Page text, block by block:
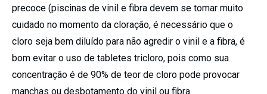
precoce (piscinas de vinil e fibra devem se tomar muito
cuidado no momento da cloração, é necessário que o
cloro seja bem diluído para não agredir o vinil e a fibra, é
bom evitar o uso de tabletes tricloro, pois como sua
concentração é de 90% de teor de cloro pode provocar
manchas ou desbotamento do vinil ou fibra